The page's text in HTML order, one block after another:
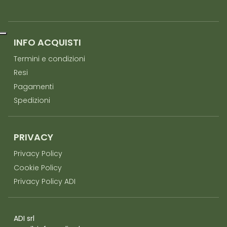
INFO ACQUISTI
Termini e condizioni
Resi
Pagamenti
Spedizioni
PRIVACY
Privacy Policy
Cookie Policy
Privacy Policy ADI
ADI srl